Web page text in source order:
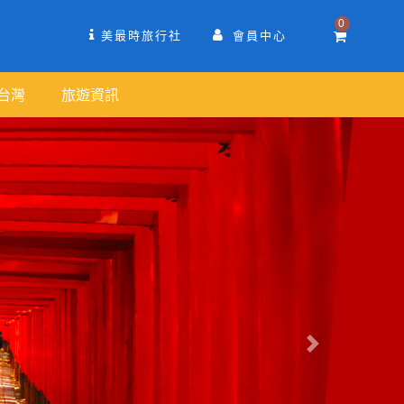
美最時旅行社 會員中心
0
灣 旅遊資訊
往後